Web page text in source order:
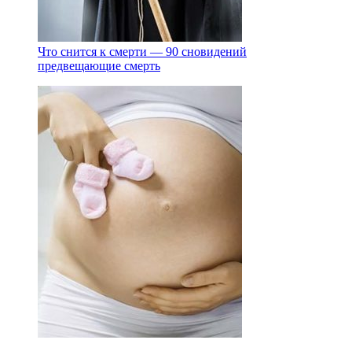
Что снится к смерти — 90 сновидений
предвещающие смерть